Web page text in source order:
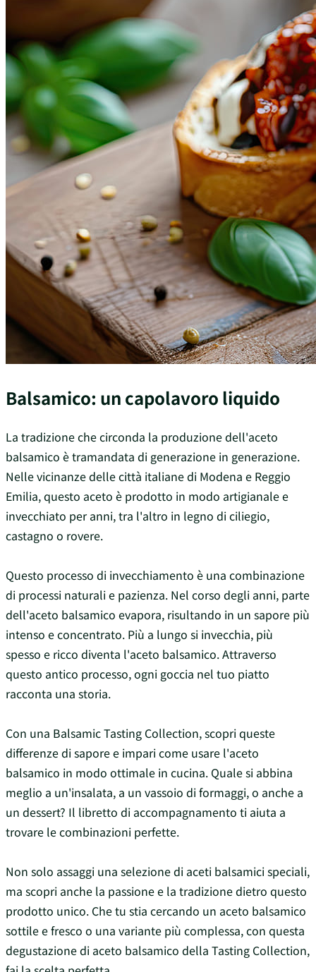
Balsamico: un capolavoro liquido
La tradizione che circonda la produzione dell'aceto
balsamico è tramandata di generazione in generazione.
Nelle vicinanze delle città italiane di Modena e Reggio
Emilia, questo aceto è prodotto in modo artigianale e
invecchiato per anni, tra l'altro in legno di ciliegio,
castagno o rovere.
Questo processo di invecchiamento è una combinazione
di processi naturali e pazienza. Nel corso degli anni, parte
dell'aceto balsamico evapora, risultando in un sapore più
intenso e concentrato. Più a lungo si invecchia, più
spesso e ricco diventa l'aceto balsamico. Attraverso
questo antico processo, ogni goccia nel tuo piatto
racconta una storia.
Con una Balsamic Tasting Collection, scopri queste
differenze di sapore e impari come usare l'aceto
balsamico in modo ottimale in cucina. Quale si abbina
meglio a un'insalata, a un vassoio di formaggi, o anche a
un dessert? Il libretto di accompagnamento ti aiuta a
trovare le combinazioni perfette.
Non solo assaggi una selezione di aceti balsamici speciali,
ma scopri anche la passione e la tradizione dietro questo
prodotto unico. Che tu stia cercando un aceto balsamico
sottile e fresco o una variante più complessa, con questa
degustazione di aceto balsamico della Tasting Collection,